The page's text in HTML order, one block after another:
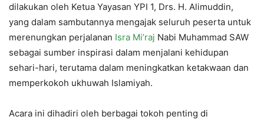
dilakukan oleh Ketua Yayasan YPI 1, Drs. H. Alimuddin,
yang dalam sambutannya mengajak seluruh peserta untuk
merenungkan perjalanan Isra Mi’raj Nabi Muhammad SAW
sebagai sumber inspirasi dalam menjalani kehidupan
sehari-hari, terutama dalam meningkatkan ketakwaan dan
memperkokoh ukhuwah Islamiyah.
Acara ini dihadiri oleh berbagai tokoh penting di